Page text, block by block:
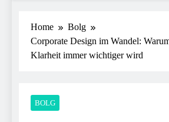
Home
Bolg
Corporate Design im Wandel:
Klarheit immer wichtiger wird
BOLG